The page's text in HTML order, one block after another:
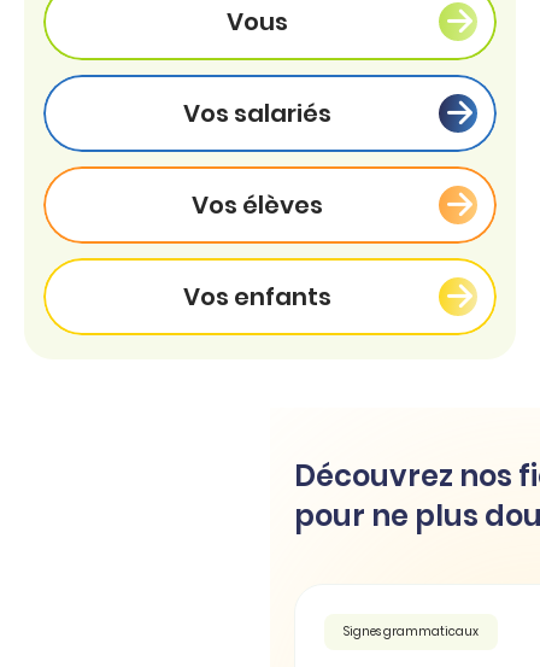
Vous
Vos salariés
Vos élèves
Vos enfants
Découvrez nos
pour ne plus
Signes grammaticaux